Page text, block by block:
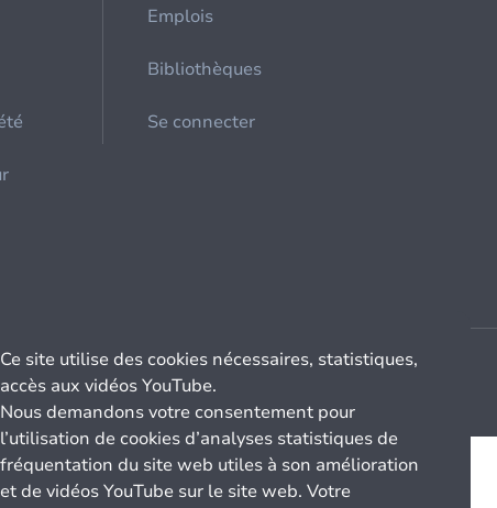
Emplois
Bibliothèques
Se connecter
Ce site utilise des cookies nécessaires, statistiques,
accès aux vidéos YouTube.
Nous demandons votre consentement pour
l’utilisation de cookies d’analyses statistiques de
fréquentation du site web utiles à son amélioration
et de vidéos YouTube sur le site web. Votre